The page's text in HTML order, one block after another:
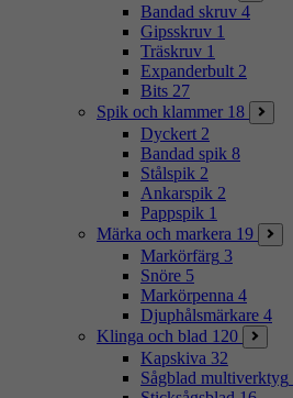
Bandad skruv 4
Gipsskruv 1
Träskruv 1
Expanderbult 2
Bits 27
Spik och klammer 18
Dyckert 2
Bandad spik 8
Stålspik 2
Ankarspik 2
Pappspik 1
Märka och markera 19
Markörfärg 3
Snöre 5
Markörpenna 4
Djuphålsmärkare 4
Klinga och blad 120
Kapskiva 32
Sågblad multiverktyg